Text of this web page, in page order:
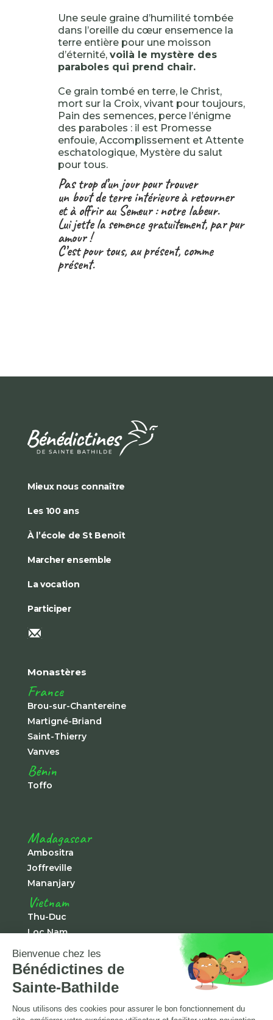
Une seule graine d’humilité tombée
dans l’oreille du cœur ensemence la
terre entière pour une moisson
d’éternité, voilà le mystère des
paraboles qui prend chair.
Ce grain tombé en terre, le Christ,
mort sur la Croix, vivant pour toujours,
Pain des semences, perce l’énigme
des paraboles : il est Promesse
enfouie, Accomplissement et Attente
eschatologique, Mystère du salut
pour tous.
Pas trop d’un jour pour trouver
un bout de terre intérieure à retourner
et à offrir au Semeur : notre labeur.
Lui jette la semence gratuitement, par pur
amour !
C’est pour tous, au présent, comme
présent.
Mieux nous connaître
Les 100 ans
À l’école de St Benoît
Marcher ensemble
La vocation
Participer
Monastères
France
Brou-sur-Chantereine
Martigné-Briand
Saint-Thierry
Vanves
Bénin
Toffo
Madagascar
Ambositra
Joffreville
Mananjary
Vietnam
Thu-Duc
Loc Nam
Tà Pao
Japon
Shirako